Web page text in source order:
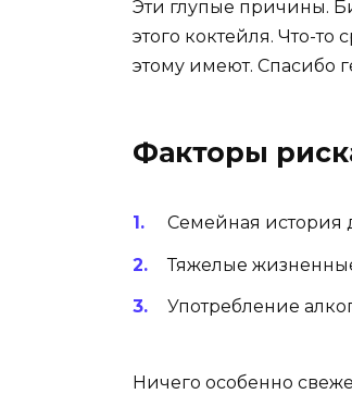
Эти глупые причины.
этого коктейля. Что-
этому имеют. Спасибо
Факторы
Семейная история
Тяжелые
Употребление
Ничего особенно